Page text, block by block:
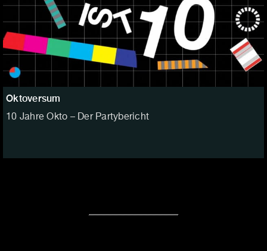
Oktoversum
10 Jahre Okto – Der Partybericht